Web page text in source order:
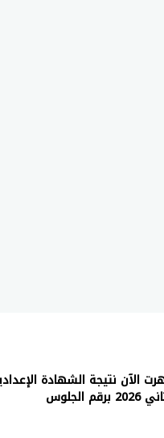
الآن نتيجة الشهادة
برقم الجلوس